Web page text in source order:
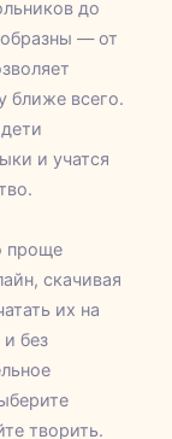
до
— от
ближе всего.
и учатся
проще
скачивая
их на
без
творить.